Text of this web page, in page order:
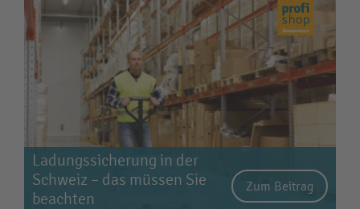
Ladungssicherung in der
Schweiz – das müssen Sie
beachten
Zum Beitrag